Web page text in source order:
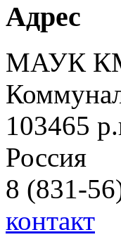
Адрес
МАУК
103465
Россия
8 (831-
контакт